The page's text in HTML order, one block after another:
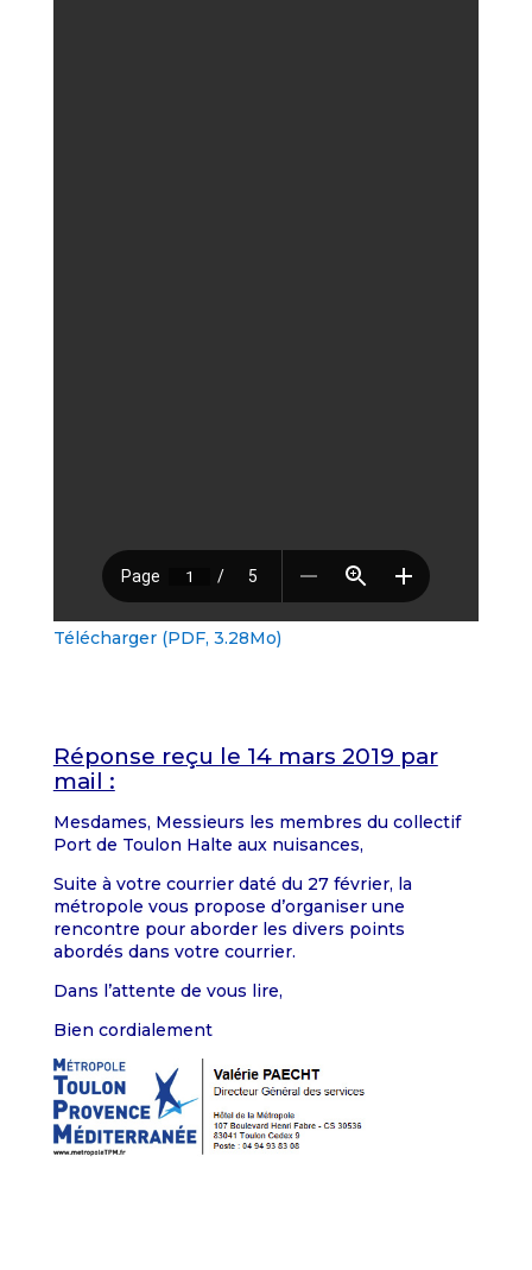
Télécharger (PDF, 3.28Mo)
Réponse reçu le 14 mars 2019 par
mail :
Mesdames, Messieurs les membres du collectif
Port de Toulon Halte aux nuisances,
Suite à votre courrier daté du 27 février, la
métropole vous propose d’organiser une
rencontre pour aborder les divers points
abordés dans votre courrier.
Dans l’attente de vous lire,
Bien cordialement